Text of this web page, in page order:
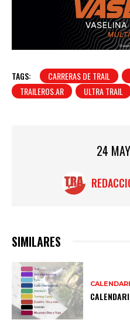
TAGS: CARRERAS DE TRAIL
TRAILEROS.AR
ULTRA TRAIL
24
SIMILARES